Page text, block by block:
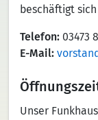
beschäftigt
Telefon: 03473
E-Mail:
Unser